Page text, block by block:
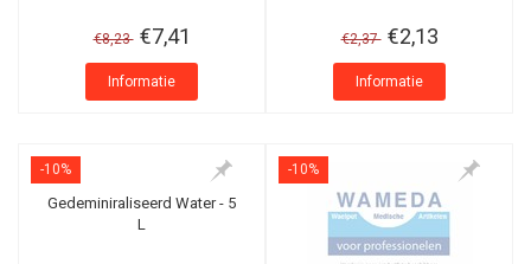
€8,23 €7,41
Informatie
€2,37 €2,13
Informatie
-10%
Gedeminiraliseerd Water - 5
L
-10%